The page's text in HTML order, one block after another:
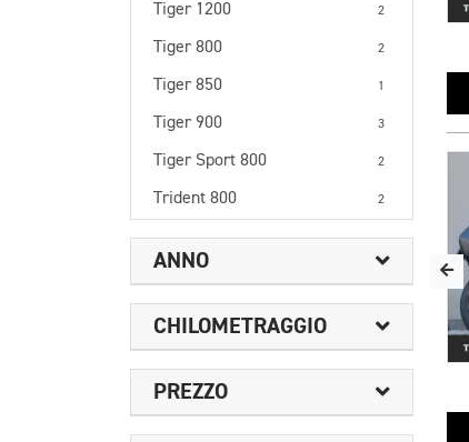
Tiger 1200 2
Tiger 800 2
Tiger 850 1
Tiger 900 3
Tiger Sport 800 2
Trident 800 2
ANNO
CHILOMETRAGGIO
PREZZO